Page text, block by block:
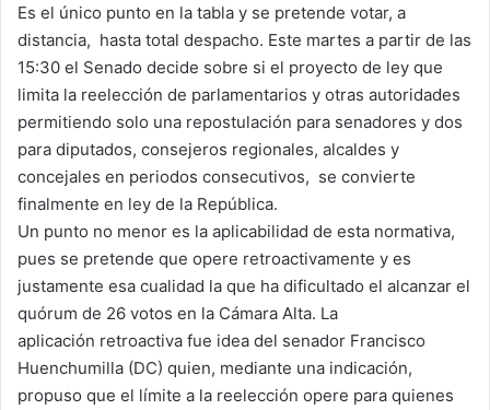
Es el único punto en la tabla y se pretende votar, a
distancia, hasta total despacho. Este martes a partir de las
15:30 el Senado decide sobre si el proyecto de ley que
limita la reelección de parlamentarios y otras autoridades
permitiendo solo una repostulación para senadores y dos
para diputados, consejeros regionales, alcaldes y
concejales en periodos consecutivos, se convierte
finalmente en ley de la República.
Un punto no menor es la aplicabilidad de esta normativa,
pues se pretende que opere retroactivamente y es
justamente esa cualidad la que ha dificultado el alcanzar el
quórum de 26 votos en la Cámara Alta. La
aplicación retroactiva fue idea del senador Francisco
Huenchumilla (DC) quien, mediante una indicación,
propuso que el límite a la reelección opere para quienes